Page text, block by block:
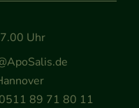
Uhr
89 71 80 11